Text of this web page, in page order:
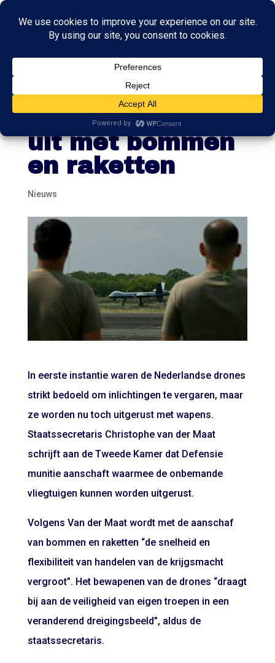
Defensie rust
Reaper-drones
uit met bommen
en raketten
Nieuws
In eerste instantie waren de Nederlandse drones
strikt bedoeld om inlichtingen te vergaren, maar
ze worden nu toch uitgerust met wapens.
Staatssecretaris Christophe van der Maat
schrijft aan de Tweede Kamer dat Defensie
munitie aanschaft waarmee de onbemande
vliegtuigen kunnen worden uitgerust.
Volgens Van der Maat wordt met de aanschaf
van bommen en raketten “de snelheid en
flexibiliteit van handelen van de krijgsmacht
vergroot”. Het bewapenen van de drones “draagt
bij aan de veiligheid van eigen troepen in een
veranderend dreigingsbeeld”, aldus de
staatssecretaris.